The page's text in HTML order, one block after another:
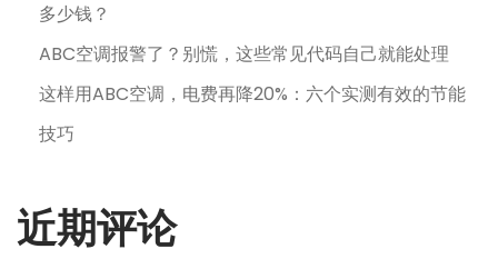
多少钱？
ABC空调报警了？别慌，这些常见代码自己就能处理
这样用ABC空调，电费再降20%：六个实测有效的节能
技巧
近期评论